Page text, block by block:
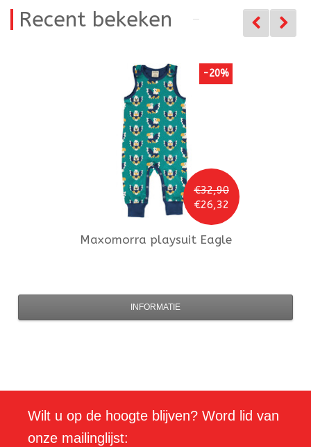
Recent bekeken
€32,90
€26,32
-20%
Maxomorra playsuit Eagle
INFORMATIE
Wilt u op de hoogte blijven? Word lid van
onze mailinglijst: